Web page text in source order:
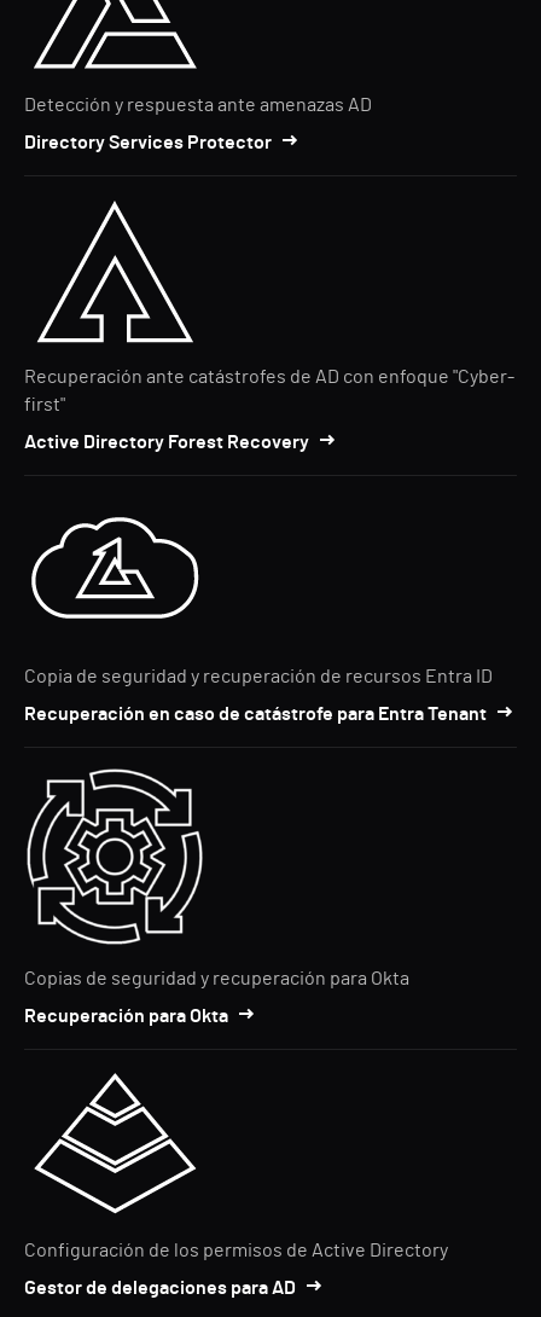
Detección y respuesta ante amenazas AD
Directory Services Protector
Recuperación ante catástrofes de AD con enfoque "Cyber-
first"
Active Directory Forest Recovery
Copia de seguridad y recuperación de recursos Entra ID
Recuperación en caso de catástrofe para Entra Tenant
Copias de seguridad y recuperación para Okta
Recuperación para Okta
Configuración de los permisos de Active Directory
Gestor de delegaciones para AD